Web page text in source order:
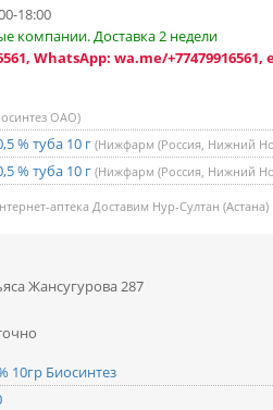
18:00
компании. Доставка 2 недели
WhatsApp: wa.me/+77479916561,
ОАО)
% туба 10 г (Нижфарм (Россия, Нижний
% туба 10 г (Нижфарм (Россия, Нижний
аптека Доставим Нур-Султан (Астана)
Жансугурова 287
10гр Биосинтез